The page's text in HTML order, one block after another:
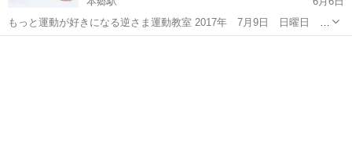
もっと運動が好きになる逆さま運動教室 2017年 7月9日 日曜日 場
所：YOGA AMA 【第一部】親子ふれあい体操 時間 ・・・ 13：